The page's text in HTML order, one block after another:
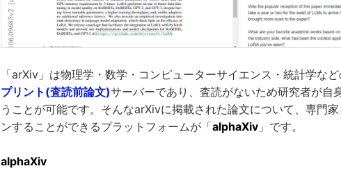
「arXiv」は物理学・数学・コンピューターサイエンス・統計学な
プリント(査読前論文)サーバーであり、査読がないため研究者が自
うことが可能です。そんなarXivに掲載された論文について、専門
ンすることができるプラットフォームが「alphaXiv 」です。
alphaXiv